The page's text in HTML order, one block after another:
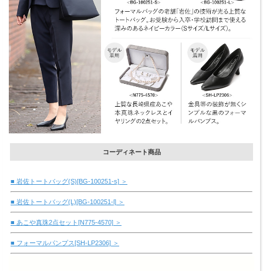
コーディネート商品
■ 岩佐トートバッグ(S)[BG-100251-s] ＞
■ 岩佐トートバッグ(L)[BG-100251-l] ＞
■ あこや真珠2点セット[N775-4570] ＞
■ フォーマルパンプス[SH-LP2306] ＞